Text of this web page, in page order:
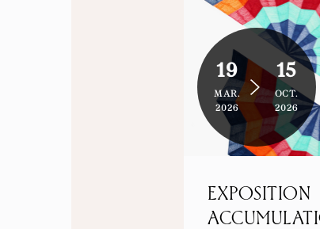
19
MAR.
2026
15
OCT.
2026
EXPOSITION